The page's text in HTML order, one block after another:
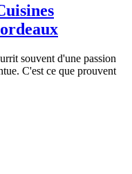
souvent d'une passion
C'est ce que prouvent